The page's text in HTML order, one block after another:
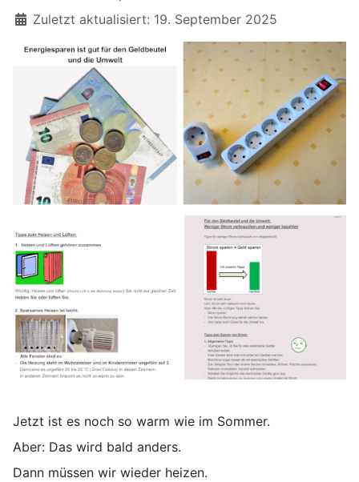
Zuletzt aktualisiert: 19. September 2025
Jetzt ist es noch so warm wie im Sommer.
Aber: Das wird bald anders.
Dann müssen wir wieder heizen.